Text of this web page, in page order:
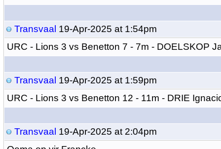
Transvaal 19-Apr-2025 at 1:54pm
URC - Lions 3 vs Benetton 7 - 7m - DOELSKOP
Transvaal 19-Apr-2025 at 1:59pm
URC - Lions 3 vs Benetton 12 - 11m - DRIE
Transvaal 19-Apr-2025 at 2:04pm